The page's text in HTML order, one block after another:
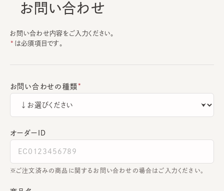
お問い合わせ
お問い合わせ内容をご入力ください。
は必須項目です。
お問い合わせの種類
オーダーＩＤ
ご注文済みの商品に関するお問い合わせの場合はご入力ください。